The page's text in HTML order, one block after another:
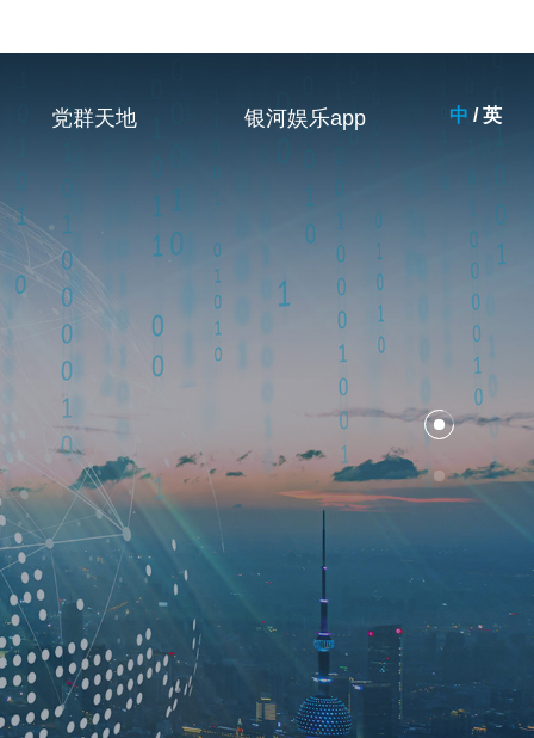
党群天地 银河娱乐app 中 /英